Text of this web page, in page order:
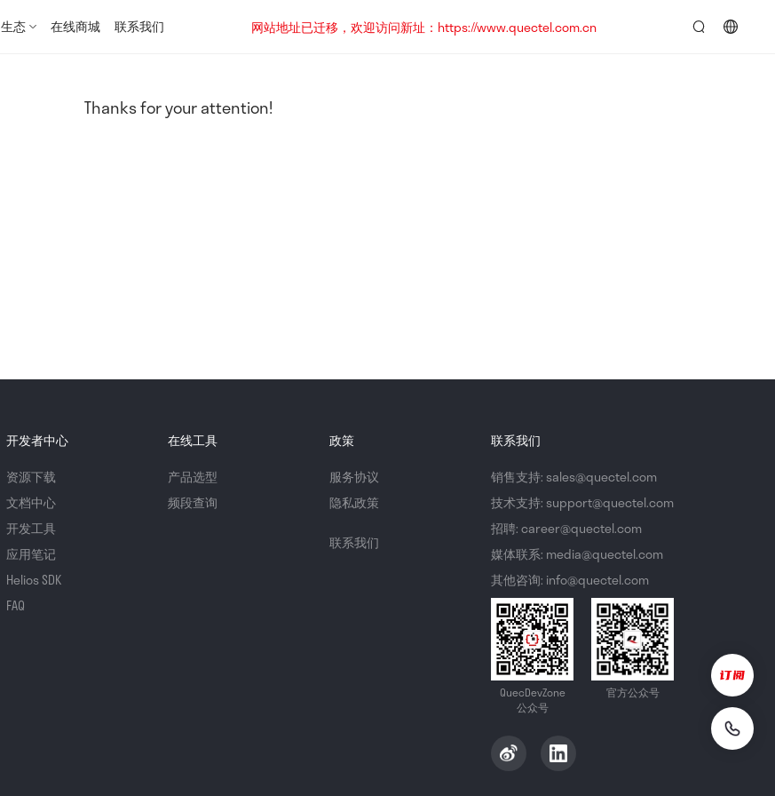
生态 在线商城 联系我们
网站地址已迁移，欢迎访问新址：https://www.quectel.com.cn
Thanks for your attention!
开发者中心
资源下载
文档中心
开发工具
应用笔记
Helios SDK
FAQ
在线工具
产品选型
频段查询
政策
服务协议
隐私政策
联系我们
联系我们
销售支持: sales@quectel.com
技术支持: support@quectel.com
招聘: career@quectel.com
媒体联系: media@quectel.com
其他咨询: info@quectel.com
QuecDevZone
公众号
官方公众号